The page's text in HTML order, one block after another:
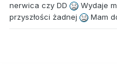
nerwica czy DD
Wydaje
przyszłości żadnej
Mam